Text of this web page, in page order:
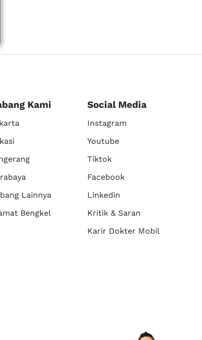
Kami
Lainnya
Bengkel
Social Media
Instagram
Youtube
Tiktok
Facebook
Linkedin
Kritik & Saran
Karir Dokter Mobil